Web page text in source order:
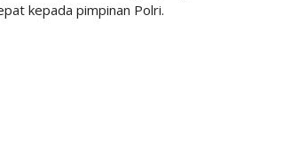
kepada pimpinan Polri.